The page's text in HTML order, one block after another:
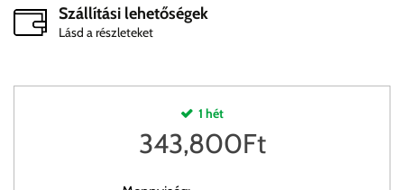
Szállítási lehetőségek
Lásd a részleteket
1 hét
343,800Ft